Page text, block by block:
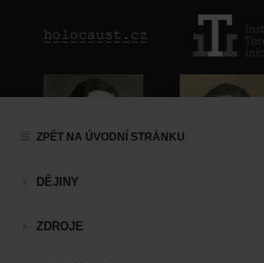
ZPĚT NA ÚVODNÍ STRÁNKU
DĚJINY
ZDROJE